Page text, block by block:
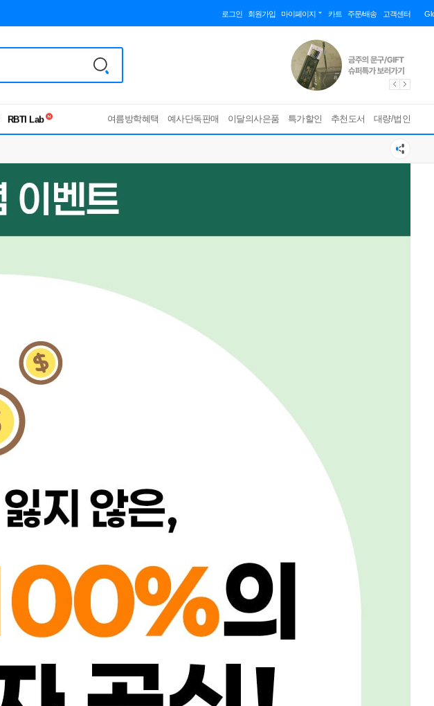
로그인 회원가입 마이페이지 카트 주문/배송 고객센터
RBTI Lab
독서유형검사
여름방학혜택 예사단독판매 이달의사은품 특가할인 추천도서 대량/법인